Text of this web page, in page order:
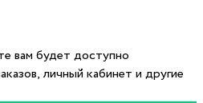
вам будет доступно
личный кабинет и другие